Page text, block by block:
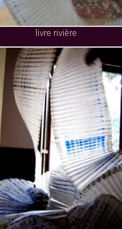
livre rivière